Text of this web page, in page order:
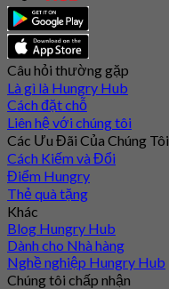
Câu hỏi thường gặp
Là gì là Hungry Hub
Cách đặt chỗ
Liên hệ với chúng tôi
Các Ưu Đãi Của Chúng Tôi
Cách Kiếm và Đổi
Điểm Hungry
Thẻ quà tặng
Khác
Blog Hungry Hub
Dành cho Nhà hàng
Nghề nghiệp Hungry Hub
Chúng tôi chấp nhận